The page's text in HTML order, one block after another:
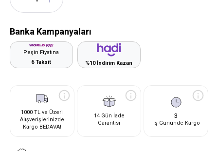
Banka Kampanyaları
Peşin Fiyatına
6 Taksit
%10 İndirim Kazan
1000 TL ve Üzeri
Alışverişlerinizde
Kargo BEDAVA!
14 Gün İade
Garantisi
3
İş Gününde Kargo